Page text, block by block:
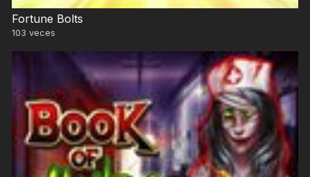
Fortune Bolts
103 veces